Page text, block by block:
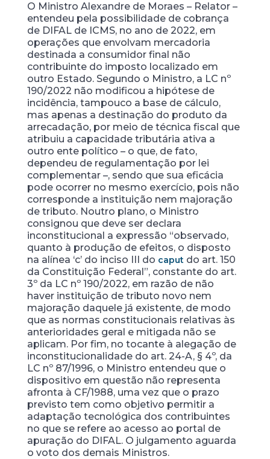
O Ministro Alexandre de Moraes – Relator –
entendeu pela possibilidade de cobrança
de DIFAL de ICMS, no ano de 2022, em
operações que envolvam mercadoria
destinada a consumidor final não
contribuinte do imposto localizado em
outro Estado. Segundo o Ministro, a LC nº
190/2022 não modificou a hipótese de
incidência, tampouco a base de cálculo,
mas apenas a destinação do produto da
arrecadação, por meio de técnica fiscal que
atribuiu a capacidade tributária ativa a
outro ente político – o que, de fato,
dependeu de regulamentação por lei
complementar –, sendo que sua eficácia
pode ocorrer no mesmo exercício, pois não
corresponde a instituição nem majoração
de tributo. Noutro plano, o Ministro
consignou que deve ser declara
inconstitucional a expressão “observado,
quanto à produção de efeitos, o disposto
na alínea ‘c’ do inciso III do caputdo art. 150
da Constituição Federal”, constante do art.
3º da LC nº 190/2022, em razão de não
haver instituição de tributo novo nem
majoração daquele já existente, de modo
que as normas constitucionais relativas às
anterioridades geral e mitigada não se
aplicam. Por fim, no tocante à alegação de
inconstitucionalidade do art. 24-A, § 4º, da
LC nº 87/1996, o Ministro entendeu que o
dispositivo em questão não representa
afronta à CF/1988, uma vez que o prazo
previsto tem como objetivo permitir a
adaptação tecnológica dos contribuintes
no que se refere ao acesso ao portal de
apuração do DIFAL. O julgamento aguarda
o voto dos demais Ministros.